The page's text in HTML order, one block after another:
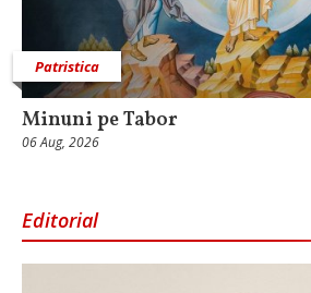
Patristica
Minuni pe Tabor
06 Aug, 2026
Editorial